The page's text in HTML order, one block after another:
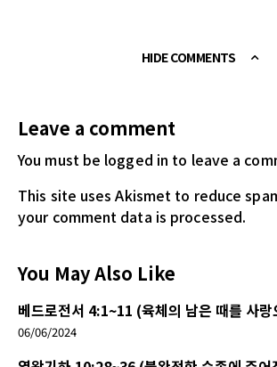
HIDE COMMENTS
Leave a comment
You must be logged in to leave a
This site uses Akismet to reduce
your comment data is processed.
You May Also Like
베드로전서 4:1~11 (육체의 남은 때를 사
06/06/2024